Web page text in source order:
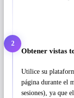
2
Obtener vistas
Utilice su
página durante el
sesiones), ya que